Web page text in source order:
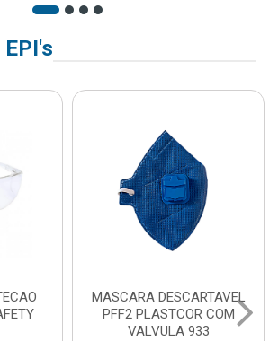
MASCARA DESCARTAVEL
PFF2 PLASTCOR COM
VALVULA 933